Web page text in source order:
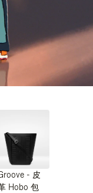
- 皮
Hobo 包